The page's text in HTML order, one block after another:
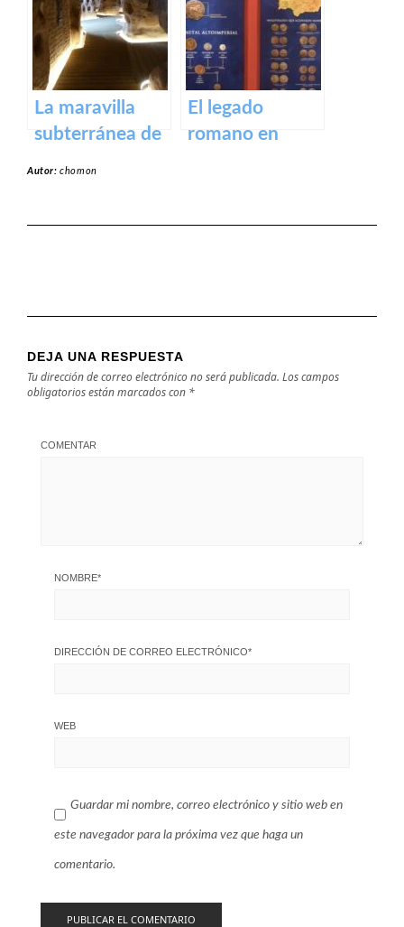
Rioja
La maravilla
subterránea de
El legado
romano en
Autor:chomon
DEJA UNA RESPUESTA
Tu dirección de correo electrónico no será publicada. Los campos
obligatorios están marcados con *
COMENTAR
NOMBRE*
DIRECCIÓN DE CORREO ELECTRÓNICO*
WEB
Guardar mi nombre, correo electrónico y sitio web en
este navegador para la próxima vez que haga un
comentario.